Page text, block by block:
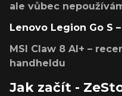
ale vůbec
Lenovo Legion Go S
MSI Claw 8 AI+ –
handheldu
Jak začít -